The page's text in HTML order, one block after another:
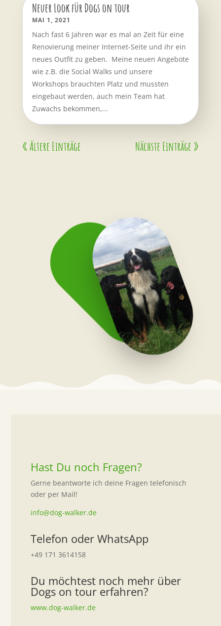
Neuer Look für Dogs on tour
MAI 1, 2021
Nach fast 6 Jahren war es mal an Zeit für eine
Renovierung meiner Internet-Seite und ihr ein
neues Outfit zu geben. Meine neuen Angebote
wie z.B. die Social Walks und unsere
Workshops brauchten Platz und mussten
eingebaut werden, auch mein Team hat
Zuwachs bekommen,...
« Ältere Einträge Nächste Einträge »
Hast Du noch Fragen?
Gerne beantworte ich deine Fragen telefonisch
oder per Mail!
info@dog-walker.de
Telefon oder WhatsApp
+49 171 3614158
Du möchtest noch mehr über
Dogs on tour erfahren?
www.dog-walker.de